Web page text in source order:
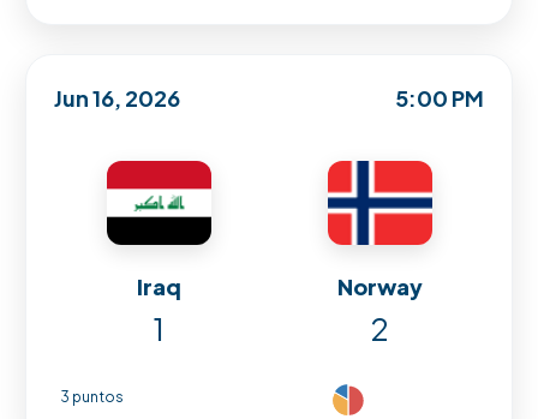
Jun 16, 2026 5:00 PM
Iraq Norway
1 2
3 puntos